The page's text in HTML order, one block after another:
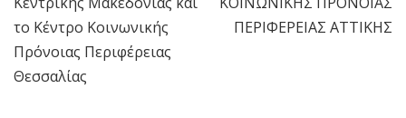
το Κέντρο Κοινωνικής
Πρόνοιας Περιφέρειας
Θεσσαλίας
ΠΕΡΙΦΕΡΕΙΑΣ ΑΤΤΙΚΗΣ